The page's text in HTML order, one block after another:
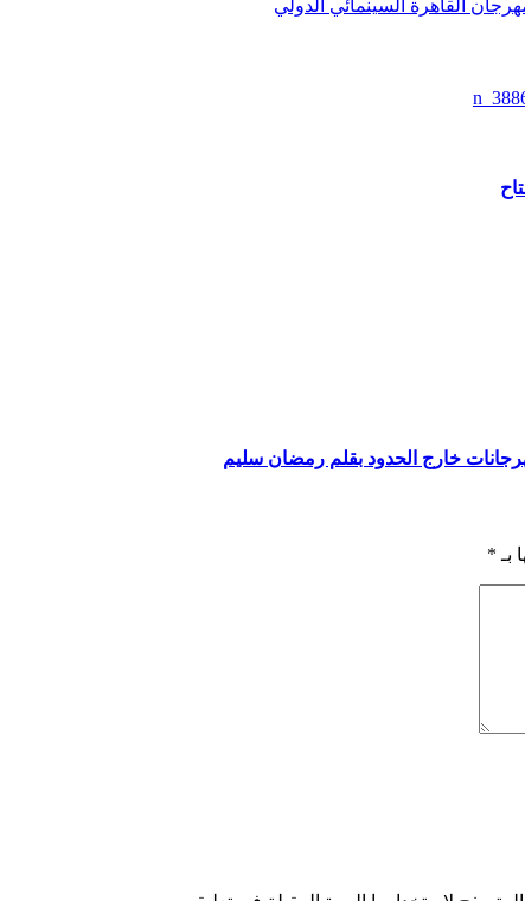
خارج الحدود بقلم رمضان سليم
بـ *